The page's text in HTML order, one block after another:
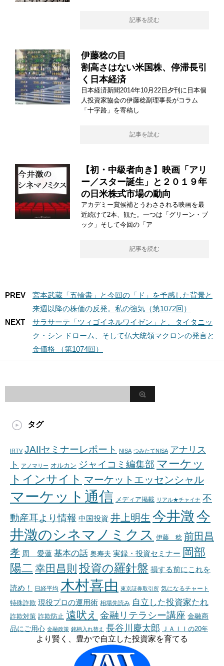
記事を読む
伊藤稔の目
割高さはない米国株、停滞長引
く日本経済
日本経済新聞2014年10月22日夕刊に日本個
人投資家協会の伊藤稔副理事長がコラム
「十字路」を寄稿し
記事を読む
【初・中級者向き】映画「アリ
ー／スター誕生」と２０１９年
の日米株式市場の動向
アカデミー賞候補とうわさされる映画を最
近続けて2本、観た。一つは「グリーン・ブ
ック」そして今回の「ア
記事を読む
PREV
宮本武蔵「五輪書」と今回の「ド」を予感した背景と
来週以降の株価の反発。私の強気（第1072回）
NEXT
サラサーテ「ツィゴイネルワイゼン」と、タイタニッ
ク・シン ドローム、そして仏大統領マクロンの発言と
金価格 （第1074回）
タグ
IRTV JAIIセミナーレポート NISA つみたてNISA アナリス
ト
アノマリー オルカン ジャイコミ編集部 マーケッ
トインサイト マーケットエッセンシャル
マーケット通信 メディア掲載 リアル★チャイナ 不
動産耳より情報 中国投資 井上明生 今井澂今
井澂のシネマノミクス 伊藤 稔 前田昌
孝 周 愛蓮 基本の話 奥寿夫 実録・投資セミナー 岡部
陽二 幸田昌則 投資の羅針盤 損する前にこれを
読め！ 日経平均 木村喜由 東京証券取引所 気になるチャート
特殊詐欺 現役プロの運用術 相場先読み 自立した投資家たれ
詐欺対策 詐欺防止 遠吠え 金融リテラシー講座 金融商
品にご用心 金融政策 銘柄入れ替え 長谷川慶太郎 ＪＡＩＩの20年
より賢く、豊かで自立した投資家を育てる